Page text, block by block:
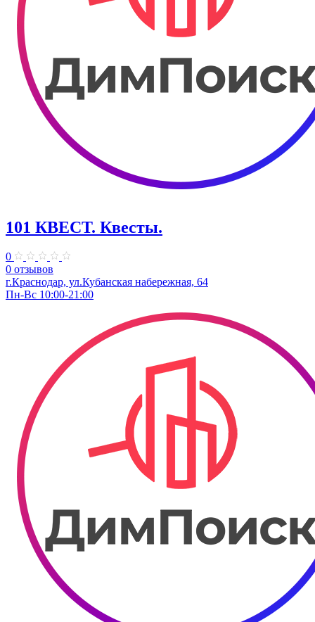
101 КВЕСТ. Квесты.
0
0 отзывов
г.Краснодар, ул.Кубанская набережная, 64
Пн-Вс 10:00-21:00